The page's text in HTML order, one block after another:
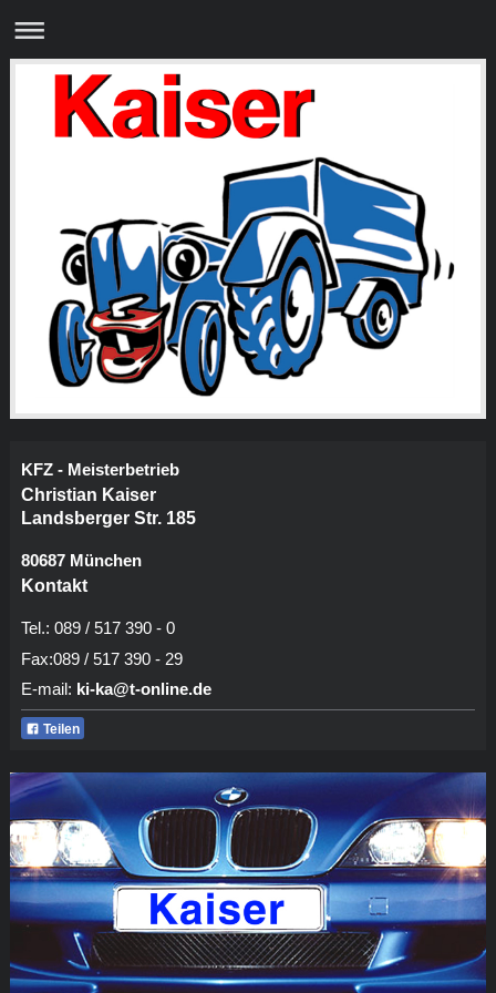
KFZ - Meisterbetrieb
Christian Kaiser
Landsberger Str. 185
80687 München
Kontakt
Tel.: 089 / 517 390 - 0
Fax:089 / 517 390 - 29
E-mail: ki-ka@t-online.de
Teilen